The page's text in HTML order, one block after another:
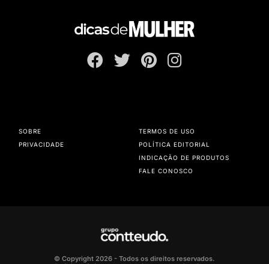
SOBRE
PRIVACIDADE
TERMOS DE USO
POLÍTICA EDITORIAL
INDICAÇÃO DE PRODUTOS
FALE CONOSCO
© Copyright 2026 - Todos os direitos reservados.